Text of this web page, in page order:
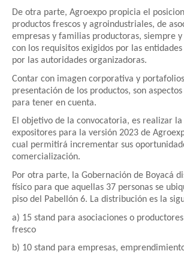
De otra parte, Agroexpo propicia el
productos frescos y agroindustriales, de
empresas y familias productoras, siempre
con los requisitos exigidos por las
por las autoridades organizadoras.
Contar con imagen corporativa y
presentación de los productos, son
para tener en cuenta.
El objetivo de la convocatoria, es realizar
expositores para la versión 2023 de
cual permitirá incrementar sus
comercialización.
Por otra parte, la Gobernación de Boyacá
físico para que aquellas 37 personas se
piso del Pabellón 6. La distribución es la
a) 15 stand para asociaciones o
fresco
b) 10 stand para empresas,